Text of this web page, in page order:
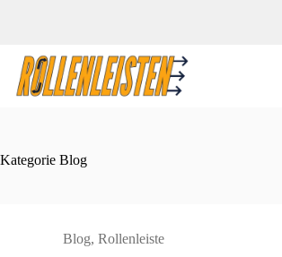
Kategorie Blog
Blog, Rollenleiste